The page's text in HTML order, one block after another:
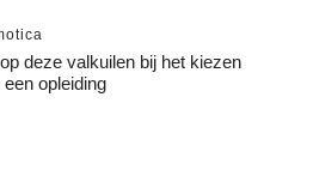
deze valkuilen bij het kiezen
een opleiding